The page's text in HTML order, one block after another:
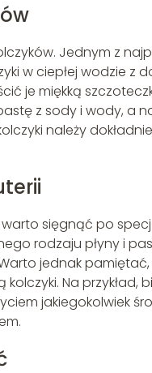
Jednym z
w ciepłej wodzie z
je miękką
z sody i wody, a
należy
sięgnąć po
rodzaju płyny i
jednak
Na przykład,
jakiegokolwiek